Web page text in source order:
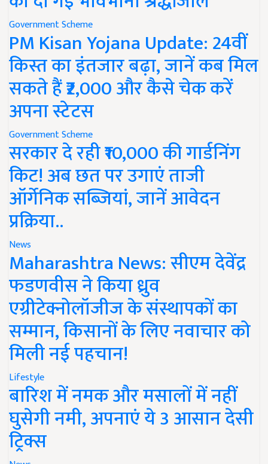
Government Scheme
PM Kisan Yojana Update: 24वीं
किस्त का इंतजार बढ़ा, जानें कब मिल
सकते हैं ₹2,000 और कैसे चेक करें
अपना स्टेटस
Government Scheme
सरकार दे रही ₹10,000 की गार्डनिंग
किट! अब छत पर उगाएं ताजी
ऑर्गेनिक सब्जियां, जानें आवेदन
प्रक्रिया..
News
Maharashtra News: सीएम देवेंद्र
फडणवीस ने किया ध्रुव
एग्रीटेक्नोलॉजीज के संस्थापकों का
सम्मान, किसानों के लिए नवाचार को
मिली नई पहचान!
Lifestyle
बारिश में नमक और मसालों में नहीं
घुसेगी नमी, अपनाएं ये 3 आसान देसी
ट्रिक्स